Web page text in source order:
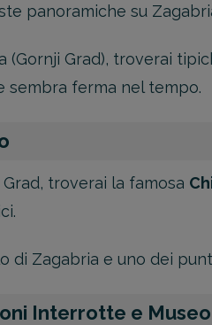
panoramiche su
(Gornji Grad), troverai
sembra ferma nel tempo.
troverai la famosa
di Zagabria e uno dei
Interrotte e